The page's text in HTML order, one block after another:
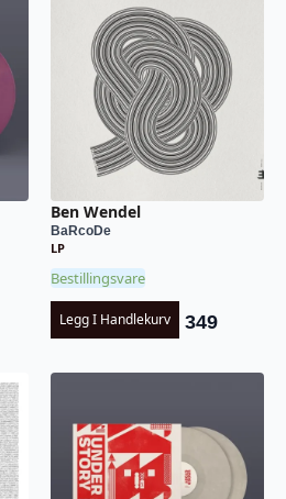
Ben Wendel
BaRcoDe
LP
Bestillingsvare
Legg I Handlekurv 349